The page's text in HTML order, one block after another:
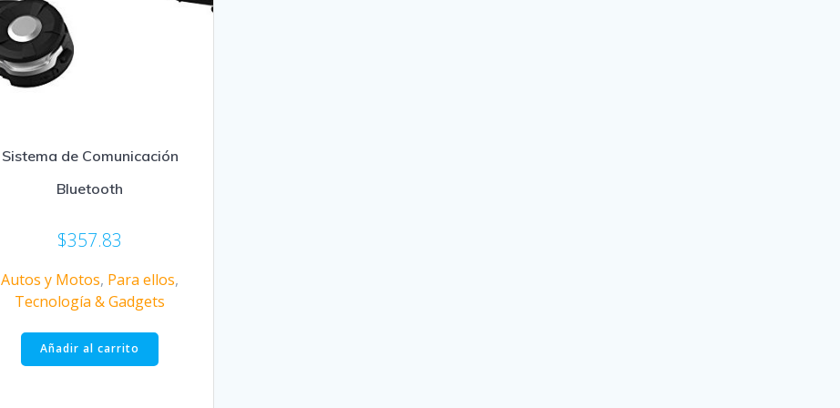
Sistema de Comunicación
Bluetooth
$357.83
Autos y Motos, Para ellos,
Tecnología & Gadgets
Añadir al carrito